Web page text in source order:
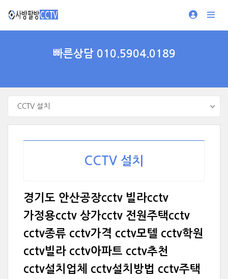
빠른상담 010.5904.0189
CCTV 설치
CCTV 설치
경기도 안산공장cctv 빌라cctv
가정용cctv 상가cctv 전원주택cctv
cctv종류 cctv가격 cctv모텔 cctv학원
cctv빌라 cctv아파트 cctv추천
cctv설치업체 cctv설치방법 cctv주택